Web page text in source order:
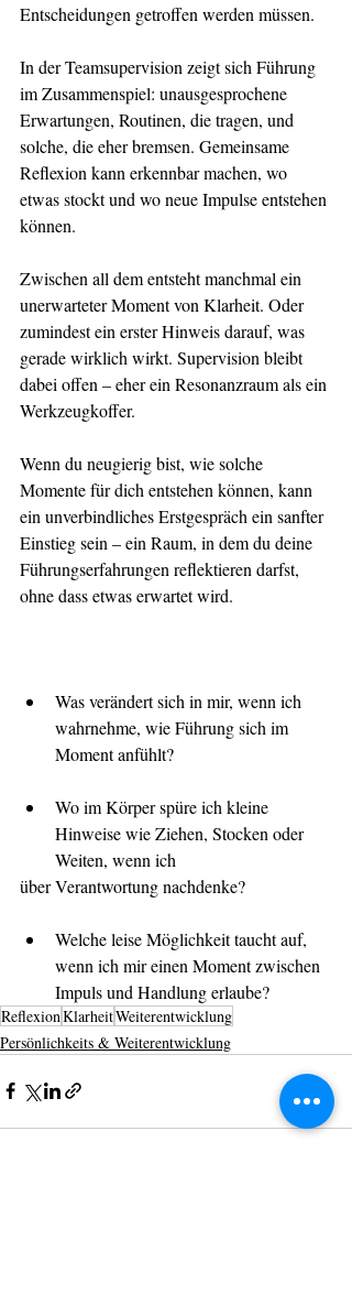
Entscheidungen getroffen werden müssen.
In der Teamsupervision zeigt sich Führung
im Zusammenspiel: unausgesprochene
Erwartungen, Routinen, die tragen, und
solche, die eher bremsen. Gemeinsame
Reflexion kann erkennbar machen, wo
etwas stockt und wo neue Impulse entstehen
können.
Zwischen all dem entsteht manchmal ein
unerwarteter Moment von Klarheit. Oder
zumindest ein erster Hinweis darauf, was
gerade wirklich wirkt. Supervision bleibt
dabei offen – eher ein Resonanzraum als ein
Werkzeugkoffer.
Wenn du neugierig bist, wie solche
Momente für dich entstehen können, kann
ein unverbindliches Erstgespräch ein sanfter
Einstieg sein – ein Raum, in dem du deine
Führungserfahrungen reflektieren darfst,
ohne dass etwas erwartet wird.
Was verändert sich in mir, wenn ich
wahrnehme, wie Führung sich im
Moment anfühlt?
Wo im Körper spüre ich kleine
Hinweise wie Ziehen, Stocken oder
Weiten, wenn ich
über Verantwortung nachdenke?
Welche leise Möglichkeit taucht auf,
wenn ich mir einen Moment zwischen
Impuls und Handlung erlaube?
ReflexionKlarheitWeiterentwicklung
Persönlichkeits & Weiterentwicklung